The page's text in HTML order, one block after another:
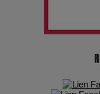
7 Techniques
Adieu Jean-Pat :